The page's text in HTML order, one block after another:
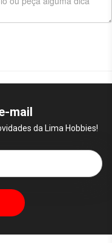
mail
da Lima Hobbies!